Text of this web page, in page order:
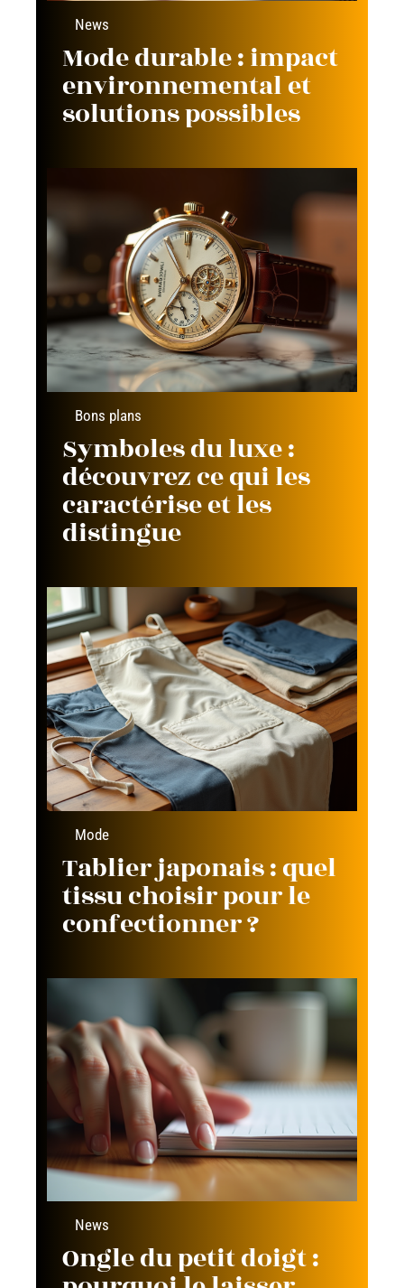
News
Mode durable : impact
environnemental et
solutions possibles
Bons plans
Symboles du luxe :
découvrez ce qui les
caractérise et les
distingue
Mode
Tablier japonais : quel
tissu choisir pour le
confectionner ?
News
Ongle du petit doigt :